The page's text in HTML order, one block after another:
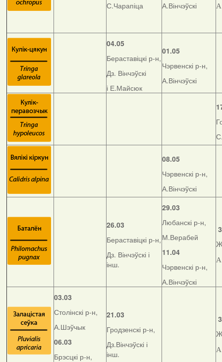
С.Чарапіца
А.Вінчэўскі
04.05
Бераставіцкі р-н,
Дз. Вінчэўскі
і Е.Майсюк
01.05
Чэрвенскі р-н,
А.Вінчэўскі
08.05
Чэрвенскі р-н,
А.Вінчэўскі
26.03
Бераставіцкі р-н,
Дз. Вінчэўскі і
інш.
29.03
Любанскі р-н,
М.Верабей
11.04
Чэрвенскі р-н,
А.Вінчэўскі
03.03
Столінскі р-н,
А.Шэўчык
06.03
Брэсцкі р-н,
21.03
Гродзенскі р-н,
Дз.Вінчэўскі і
інш.